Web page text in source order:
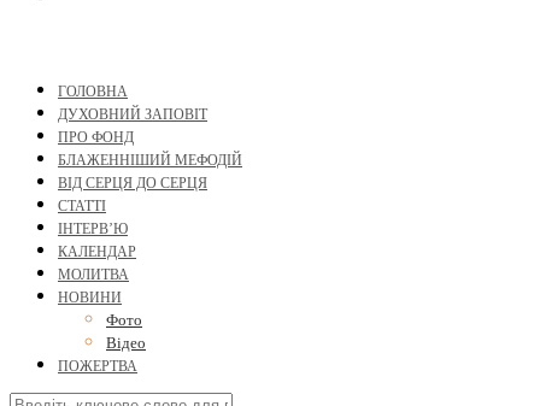
ГОЛОВНА
ДУХОВНИЙ ЗАПОВІТ
ПРО ФОНД
БЛАЖЕННІШИЙ МЕФОДІЙ
ВІД СЕРЦЯ ДО СЕРЦЯ
СТАТТІ
ІНТЕРВ’Ю
КАЛЕНДАР
МОЛИТВА
НОВИНИ
Фото
Відео
ПОЖЕРТВА